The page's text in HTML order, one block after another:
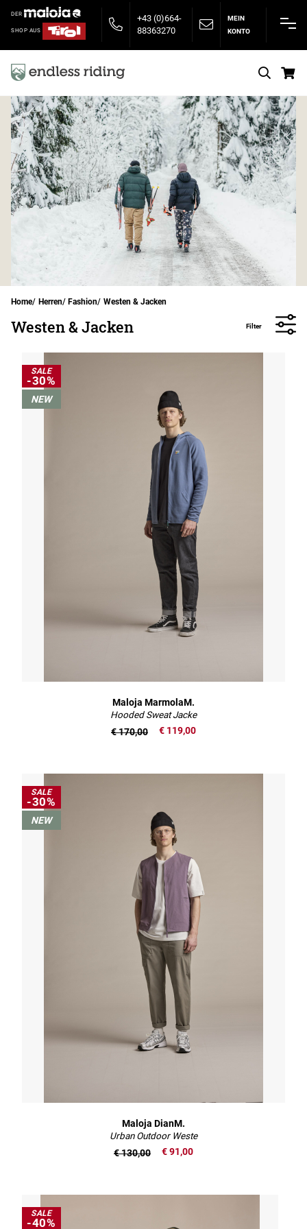
DER
SHOP AUS
+43 (0)664-
88363270
MEIN
KONTO
Home Herren Fashion Westen & Jacken
Westen & Jacken Filter
SALE
-30%
NEW
Maloja MarmolaM.
Hooded Sweat Jacke
€ 119,00
€ 170,00
SALE
-30%
NEW
Maloja DianM.
Urban Outdoor Weste
€ 91,00
€ 130,00
SALE
-40%